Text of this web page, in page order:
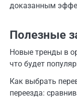
доказанным
Полезные
Новые тренды в
что будет
Как выбрать
переезда: